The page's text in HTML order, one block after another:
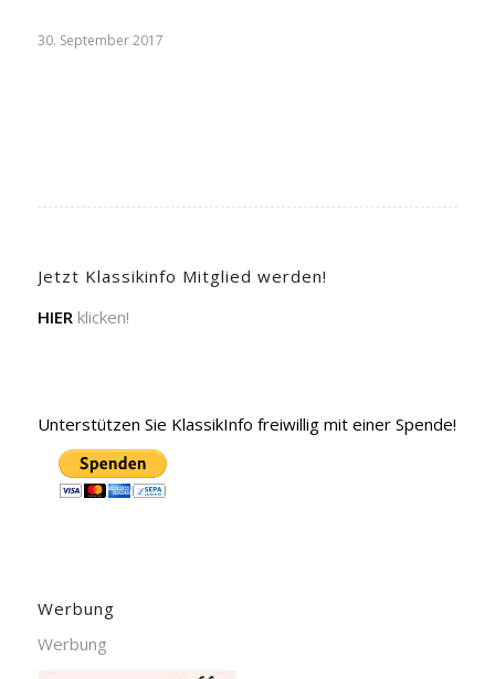
30. September 2017
Jetzt Klassikinfo Mitglied werden!
HIER klicken!
Unterstützen Sie KlassikInfo freiwillig mit einer Spende!
Werbung
Werbung